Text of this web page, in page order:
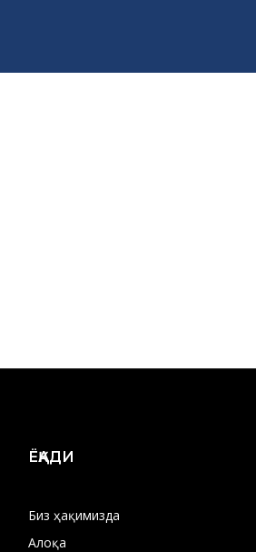
ЁҚАДИ
Биз ҳақимизда
Алоқа